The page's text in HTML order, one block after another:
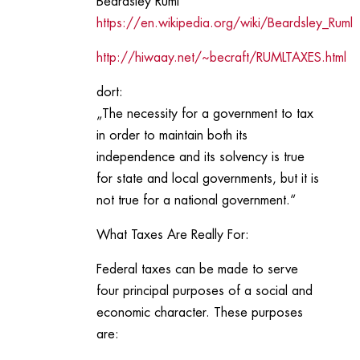
https://en.wikipedia.org/wiki/Beardsley_Ruml
http://hiwaay.net/~becraft/RUMLTAXES.html
dort:
„The necessity for a government to tax
in order to maintain both its
independence and its solvency is true
for state and local governments, but it is
not true for a national government.“
What Taxes Are Really For:
Federal taxes can be made to serve
four principal purposes of a social and
economic character. These purposes
are: